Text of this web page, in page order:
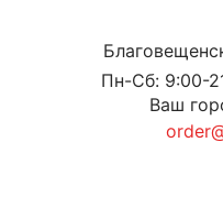
Пн-Сб: 9:00-
Ваш